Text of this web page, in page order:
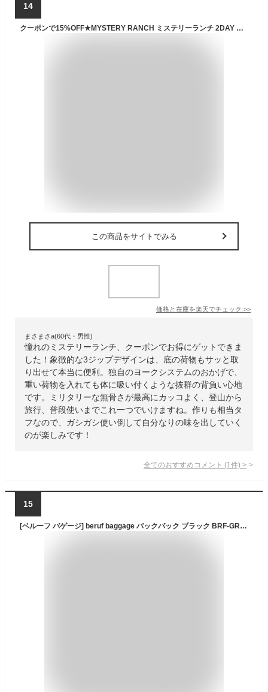
14
クーポンで15%OFF★MYSTERY RANCH ミステリーランチ 2DAY ASSAULT（2デイアサルト）バックパック【正規取扱店】【Sx】【T】｜ 登山 キャンプ ワンダーフォーゲル ワンゲル WIP メンズ ミリタリー アウトドア ブランド
この商品をサイトでみる
価格と在庫を楽天でチェック >>
まさまさa(60代・男性)
憧れのミステリーランチ、クーポンでお得にゲットできま
した！象徴的な3ジップデザインは、底の荷物もサッと取
り出せて本当に便利。独自のヨークシステムのおかげで、
重い荷物を入れても体に吸い付くような抜群の背負い心地
です。ミリタリーな無骨さが最高にカッコよく、登山から
旅行、普段使いまでこれ一つでいけますね。作りも相当タ
フなので、ガシガシ使い倒して自分なりの味を出していく
のが楽しみです！
全てのおすすめコメント (1 件) >
15
[ベルーフ バゲージ] beruf baggage バックパック ブラック BRF-GR26DR-BK